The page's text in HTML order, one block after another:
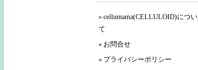
cellumama(CELLULOID)につい
て
お問合せ
プライバシーポリシー